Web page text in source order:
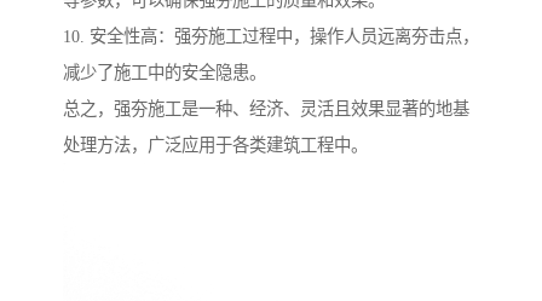
10. 安全性高：强夯施工过程中，操作人员远离夯击点，
减少了施工中的安全隐患。
总之，强夯施工是一种、经济、灵活且效果显著的地基
处理方法，广泛应用于各类建筑工程中。